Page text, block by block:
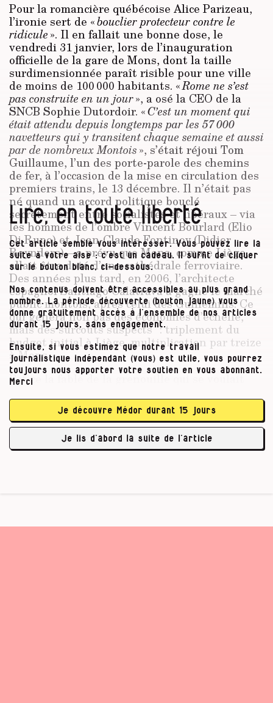
Pour la romancière québécoise Alice Parizeau,
l’ironie sert de ­«bouclier protecteur contre le
ridicule». Il en fallait une bonne dose, le
vendredi 31 janvier, lors de l’inauguration
officielle de la gare de Mons, dont la taille
surdimensionnée paraît risible pour une ville
de moins de 100 000 habitants. «Rome ne s’est
pas construite en un jour», a osé la CEO de la
SNCB Sophie Dutordoir. «C’est un moment qui
était attendu depuis longtemps par les 57 000
navetteurs qui y transitent chaque semaine et aussi
par de nombreux Montois», s’était réjoui Tom
Guillaume, l’un des porte-parole des chemins
de fer, à l’occasion de la mise en circulation des
premiers trains, le 13 décembre. Il n’était pas
né quand un accord politique bouclé
secrètement entre socialistes et libéraux – via
les hommes de l’ombre Vincent Bourlard (Elio
Di Rupo) et Jean-Claude Fontinoy (Didier
Reynders) – a prévu que Mons, comme Liège,
allait être doté d’une cathédrale ferroviaire.
Des années plus tard, en 2006, l’architecte
espagnol Santiago Calatrava a gagné le marché
public montois, après celui des Guillemins. Ce
qui généra non pas des économies d’échelle,
mais des surcoûts suspects: triplement du
budget initial à Liège, multiplication par treize
à Mons.
Est-ce la fable de la grenouille qui se voulait
libellule qu’on aurait aimée dragon ? Les
autorités montoises, la Région wallonne, la
SNCB ont indiqué dans de nombreux supports
de communication que la construction …
Lire, en toute liberté
Cet article semble vous intéresser. Vous pouvez lire la
suite à votre aise : c’est un cadeau. Il suffit de cliquer
sur le bouton blanc, ci-dessous.
Nos contenus doivent être accessibles au plus grand
nombre. La période découverte (bouton jaune) vous
donne gratuitement accès à l’ensemble de nos articles
durant 15 jours, sans engagement.
Ensuite, si vous estimez que notre travail
journalistique indépendant (vous) est utile, vous pourrez
toujours nous apporter votre soutien en vous abonnant.
Merci
Je découvre Médor durant 15 jours
Je lis d’abord la suite de l’article